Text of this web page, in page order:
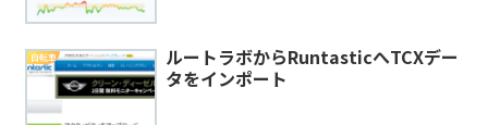
自転車
ルートラボからRuntasticへTCXデー
タをインポート